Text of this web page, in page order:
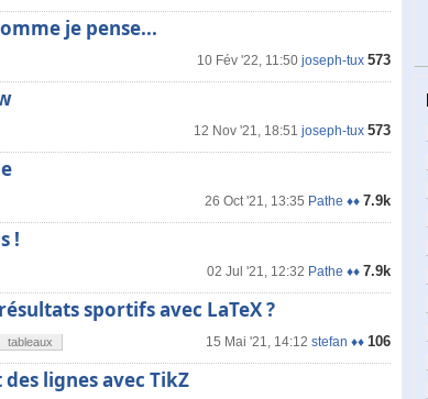
je pense...
10 Fév '22, 11:50 joseph-tux 573
12 Nov '21, 18:51 joseph-tux 573
26 Oct '21, 13:35 Pathe ♦♦ 7.9k
!
02 Jul '21, 12:32 Pathe ♦♦ 7.9k
sportifs avec LaTeX ?
15 Mai '21, 14:12 stefan ♦♦ 106
tableaux
lignes avec TikZ